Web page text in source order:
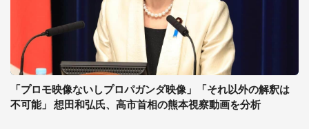
「プロモ映像ないしプロパガンダ映像」「それ以外の解釈は
不可能」 想田和弘氏、高市首相の熊本視察動画を分析